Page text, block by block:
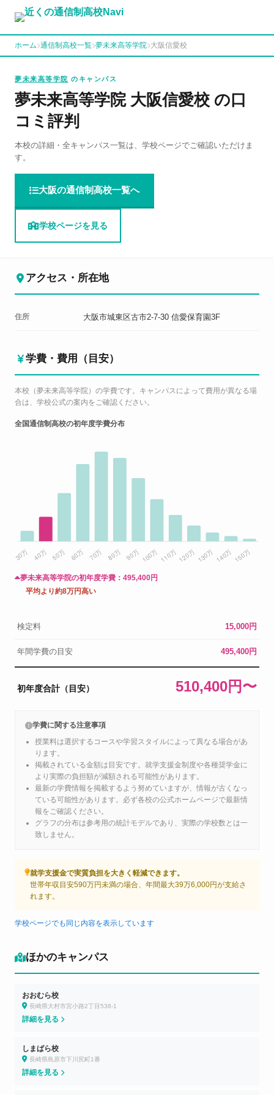
ホーム 通信制高校一覧 夢未来高等学院 大阪信愛校
夢未来高等学院 のキャンパス
夢未来高等学院 大阪信愛校 の口
コミ評判
本校の詳細・全キャンパス一覧は、学校ページでご確認いただけま
す。
大阪の通信制高校一覧へ
学校ページを見る
アクセス・所在地
住所 大阪市城東区古市2-7-30 信愛保育園3F
学費・費用（目安）
本校（夢未来高等学院）の学費です。キャンパスによって費用が異なる場
合は、学校公式の案内をご確認ください。
全国通信制高校の初年度学費分布
夢未来高等学院の初年度学費： 495,400円
平均より約8万円高い
検定料 15,000円
年間学費の目安 495,400円
初年度合計（目安） 510,400円〜
学費に関する注意事項
授業料は選択するコースや学習スタイルによって異なる場合があ
ります。
掲載されている金額は目安です。就学支援金制度や各種奨学金に
より実際の負担額が減額される可能性があります。
最新の学費情報を掲載するよう努めていますが、情報が古くなっ
ている可能性があります。必ず各校の公式ホームページで最新情
報をご確認ください。
グラフの分布は参考用の統計モデルであり、実際の学校数とは一
致しません。
就学支援金で実質負担を大きく軽減できます。
世帯年収目安590万円未満の場合、年間最大39万6,000円が支給さ
れます。
学校ページでも同じ内容を表示しています
ほかのキャンパス
おおむら校
長崎県大村市宮小路2丁目538-1
詳細を見る
しまばら校
長崎県島原市下川尻町1番
詳細を見る